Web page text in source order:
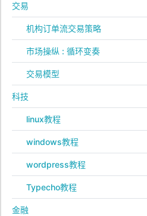
交易
机构订单流交易策略
市场操纵 : 循环变奏
交易模型
科技
linux教程
windows教程
wordpress教程
Typecho教程
金融